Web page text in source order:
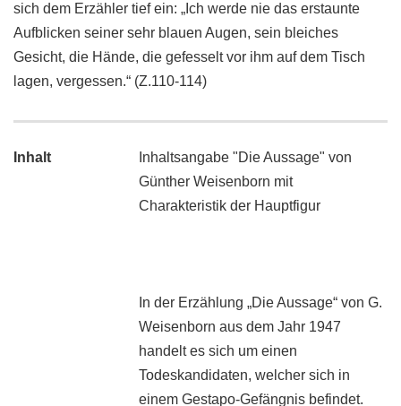
sich dem Erzähler tief ein: „Ich werde nie das erstaunte
Aufblicken seiner sehr blauen Augen, sein bleiches
Gesicht, die Hände, die gefesselt vor ihm auf dem Tisch
lagen, vergessen.“ (Z.110-114)
Inhalt
Inhaltsangabe "Die Aussage" von
Günther Weisenborn mit
Charakteristik der Hauptfigur
In der Erzählung „Die Aussage“ von G.
Weisenborn aus dem Jahr 1947
handelt es sich um einen
Todeskandidaten, welcher sich in
einem Gestapo-Gefängnis befindet.